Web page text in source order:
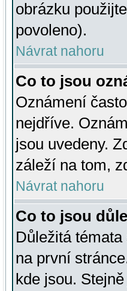
obrázku
povoleno).
Návrat nahoru
Co to jsou
Oznámení
nejdříve.
jsou uvedeny.
záleží na tom,
Návrat nahoru
Co to jsou
Důležitá
na první
kde jsou.